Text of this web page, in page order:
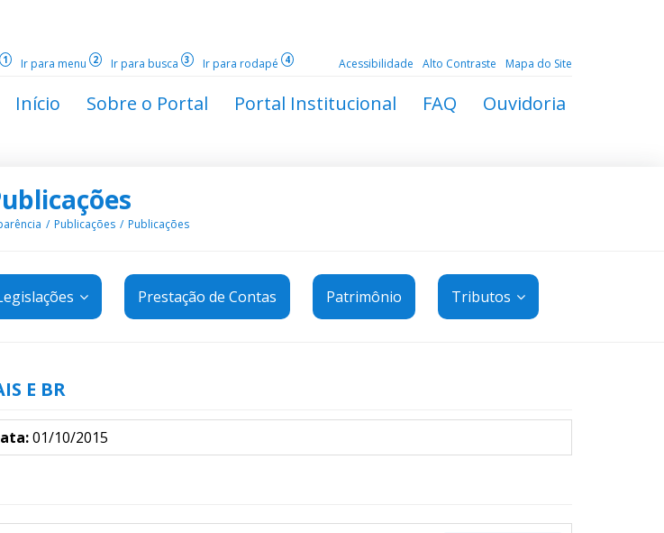
1 Ir para menu 2 Ir para busca 3 Ir para rodapé 4 Acessibilidade Alto Contraste Mapa do Site
Início Sobre o Portal Portal Institucional FAQ Ouvidoria
Publicações Publicações
Prestação de Contas Patrimônio Tributos
E BR
01/10/2015